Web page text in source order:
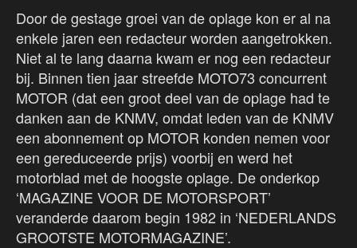
Door de gestage groei van de oplage kon er al na
enkele jaren een redacteur worden aangetrokken.
Niet al te lang daarna kwam er nog een redacteur
bij. Binnen tien jaar streefde MOTO73 concurrent
MOTOR (dat een groot deel van de oplage had te
danken aan de KNMV, omdat leden van de KNMV
een abonnement op MOTOR konden nemen voor
een gereduceerde prijs) voorbij en werd het
motorblad met de hoogste oplage. De onderkop
‘MAGAZINE VOOR DE MOTORSPORT’
veranderde daarom begin 1982 in ‘NEDERLANDS
GROOTSTE MOTORMAGAZINE’.